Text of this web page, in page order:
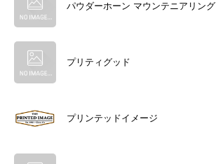
パウダーホーン マウンテニアリング
プリティグッド
プリンテッドイメージ